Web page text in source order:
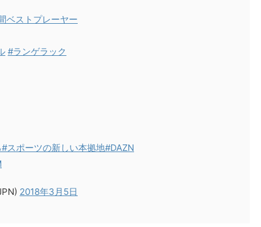
ベストプレーヤー
#ランゲラック
#スポーツの新しい本拠地#DAZN
2018年3月5日